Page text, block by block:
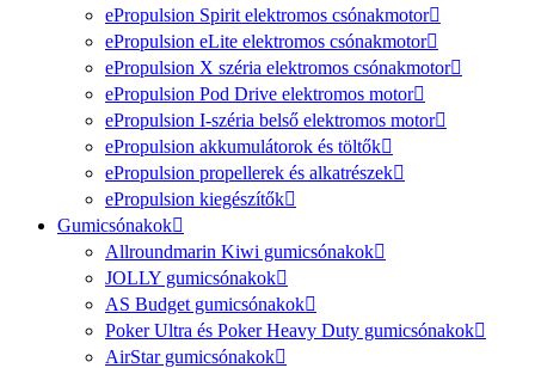
ePropulsion Spirit elektromos csónakmotor
ePropulsion eLite elektromos csónakmotor
ePropulsion X széria elektromos csónakmotor
ePropulsion Pod Drive elektromos motor
ePropulsion I-széria belső elektromos motor
ePropulsion akkumulátorok és töltők
ePropulsion propellerek és alkatrészek
ePropulsion kiegészítők
Gumicsónakok
Allroundmarin Kiwi gumicsónakok
JOLLY gumicsónakok
AS Budget gumicsónakok
Poker Ultra és Poker Heavy Duty gumicsónakok
AirStar gumicsónakok